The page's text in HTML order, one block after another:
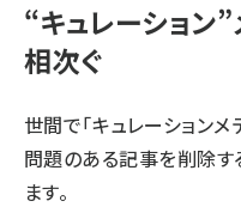
“キュレーション
相次ぐ
世間で「キュレーションメ
問題のある記事を削除す
ます。